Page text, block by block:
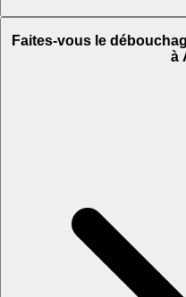
Faites-vous le
à